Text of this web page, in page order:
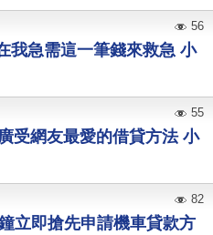
我急需這一筆錢來救急 小
56
受網友最愛的借貸方法 小
55
立即搶先申請機車貸款方
82